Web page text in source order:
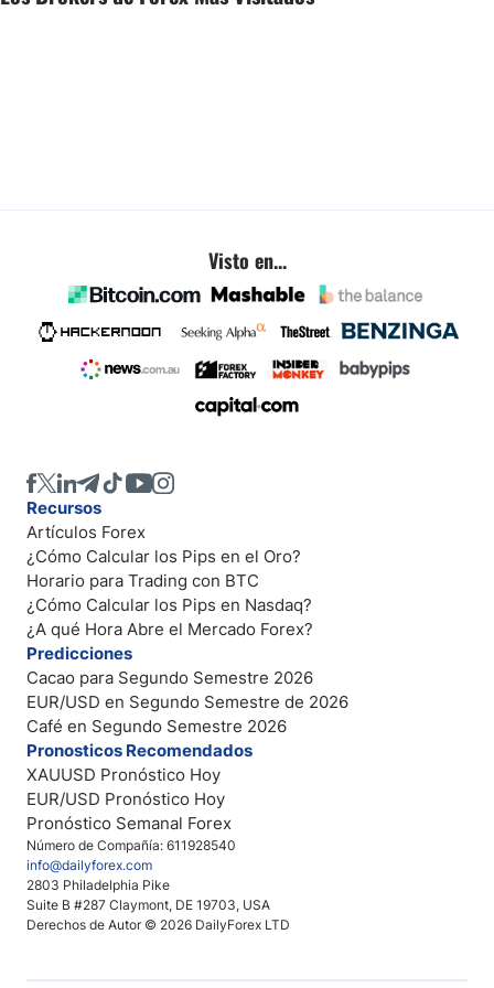
Visto en...
Número de Compañía: 611928540
info@dailyforex.com
2803 Philadelphia Pike
Suite B #287 Claymont, DE 19703, USA
Derechos de Autor © 2026 DailyForex LTD
Recursos
Artículos Forex
¿Cómo Calcular los Pips en el Oro?
Horario para Trading con BTC
¿Cómo Calcular los Pips en Nasdaq?
¿A qué Hora Abre el Mercado Forex?
Predicciones
Cacao para Segundo Semestre 2026
EUR/USD en Segundo Semestre de 2026
Café en Segundo Semestre 2026
Pronosticos Recomendados
XAUUSD Pronóstico Hoy
EUR/USD Pronóstico Hoy
Pronóstico Semanal Forex